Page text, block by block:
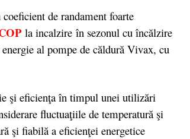
de randament foarte
la incalzire în sezonul cu încălzire
al pompe de căldură Vivax, cu
şi eficienţa în timpul unei utilizări
fluctuaţiile de temperatură şi
şi fiabilă a eficienţei energetice